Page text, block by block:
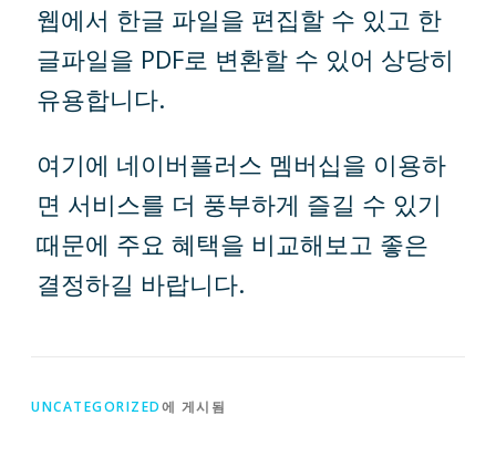
웹에서 한글 파일을 편집할 수 있고 한
글파일을 PDF로 변환할 수 있어 상당히
유용합니다.
여기에 네이버플러스 멤버십을 이용하
면 서비스를 더 풍부하게 즐길 수 있기
때문에 주요 혜택을 비교해보고 좋은
결정하길 바랍니다.
UNCATEGORIZED에 게시됨